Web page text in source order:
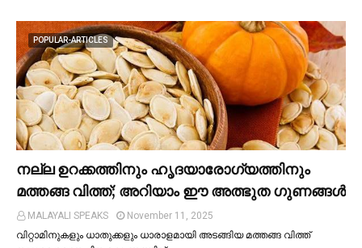
POPULAR-ARTICLES
നല്ല ഉറക്കത്തിനും ഹൃദയാരോഗ്യത്തിനും
മത്തങ്ങ വിത്ത്; അറിയാം ഈ അത്ഭുത ഗുണങ്ങള്‍
MALAYALI SPEAKS
November 11, 2025
വിറ്റാമിനുകളും ധാതുക്കളും ധാരാളമായി അടങ്ങിയ മത്തങ്ങ വിത്ത്